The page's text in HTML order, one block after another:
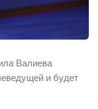
Валиева
и будет